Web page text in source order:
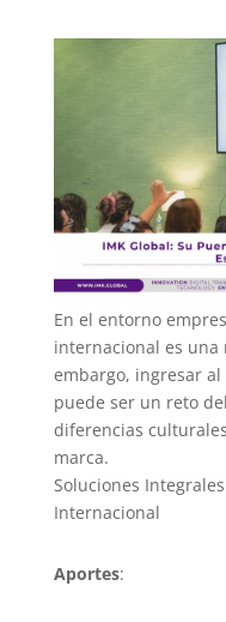
En el entorno
internacional es una
embargo, ingresar
puede ser un reto
diferencias
marca.
Soluciones
Internacional
Aportes: